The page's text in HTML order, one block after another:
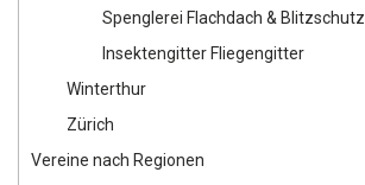
Spenglerei Flachdach & Blitzschutz
Insektengitter Fliegengitter
Winterthur
Zürich
Vereine nach Regionen